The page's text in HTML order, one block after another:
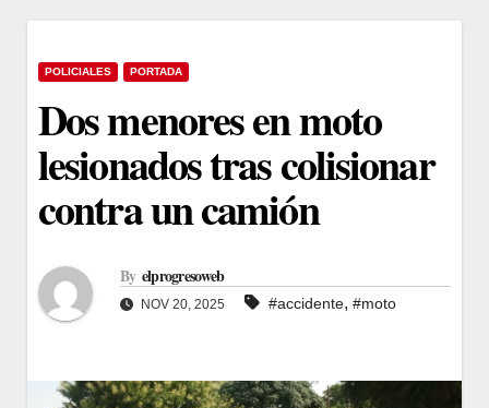
POLICIALES PORTADA
Dos menores en moto
lesionados tras colisionar
contra un camión
By elprogresoweb
NOV 20, 2025 #accidente, #moto